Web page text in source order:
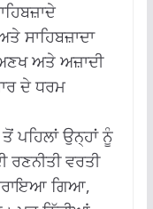
ਸਾਹਿਬਜ਼ਾਦਾ
ਅਤੇ ਅਜ਼ਾਦੀ
ਦੇ ਧਰਮ
ਪਹਿਲਾਂ ਉਨ੍ਹਾਂ ਨੂੰ
ਵਰਤੀ
ਗਿਆ,